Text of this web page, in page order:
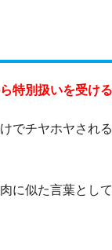
特別扱いを受け
でチヤホヤされ
に似た言葉とし